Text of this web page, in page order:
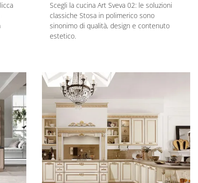
Scegli la cucina Art Sveva 02: le soluzioni
classiche Stosa in polimerico sono
sinonimo di qualità, design e contenuto
estetico.